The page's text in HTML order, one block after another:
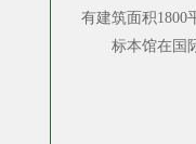
有建筑面积1800
标本馆在国际